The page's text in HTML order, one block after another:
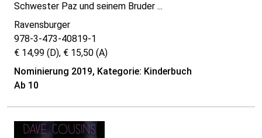
Schwester Paz und seinem Bruder ...
Ravensburger
978-3-473-40819-1
€ 14,99 (D), € 15,50 (A)
Nominierung 2019, Kategorie: Kinderbuch
Ab 10